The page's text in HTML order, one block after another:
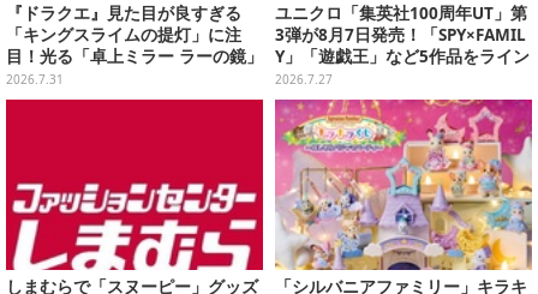
『ドラクエ』見た目が良すぎる
「キングスライムの提灯」に注
目！光る「卓上ミラー ラーの鏡」
ほか6プライズが8月順次展開
2026.7.31
ユニクロ「集英社100周年UT」第
3弾が8月7日発売！「SPY×FAMIL
Y」「遊戯王」など5作品をライン
ナップ
2026.7.27
しまむらで「スヌーピー」グッズ
「シルバニアファミリー」キラキ